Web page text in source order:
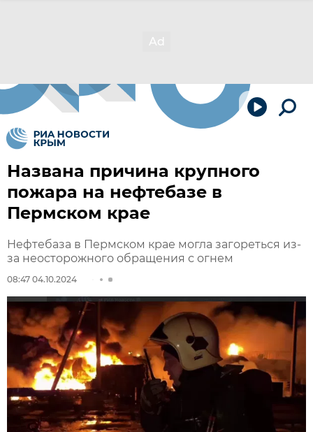
Названа причина крупного
пожара на нефтебазе в
Пермском крае
Нефтебаза в Пермском крае могла загореться из-
за неосторожного обращения с огнем
08:47 04.10.2024